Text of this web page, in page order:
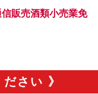
さい 》